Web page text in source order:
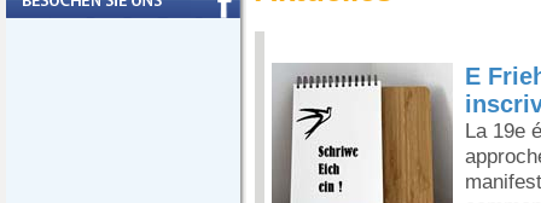
E
La 19e